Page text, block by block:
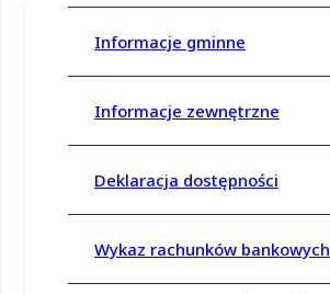
Informacje gminne
Informacje zewnętrzne
Deklaracja dostępności
Wykaz rachunków bankowych